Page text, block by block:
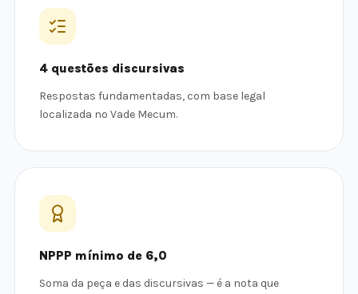
4 questões discursivas
Respostas fundamentadas, com base legal
localizada no Vade Mecum.
NPPP mínimo de 6,0
Soma da peça e das discursivas — é a nota que